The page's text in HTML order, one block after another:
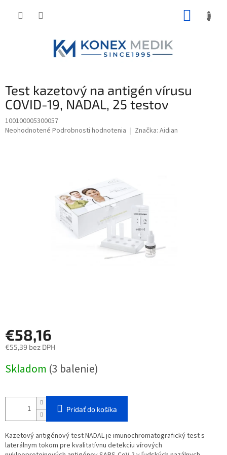
Test kazetový na antigén vírusu
COVID-19, NADAL, 25 testov
100100005300057
Priemerné
Neohodnotené Podrobnosti hodnotenia Značka: Aidian
€58,16
€55,39 bez DPH
cena:
Skladom (3 balenie)
Pridať do košíka
Kazetový antigénový test NADAL je imunochromatografický test s
laterálnym tokom pre kvalitatívnu detekciu vírových